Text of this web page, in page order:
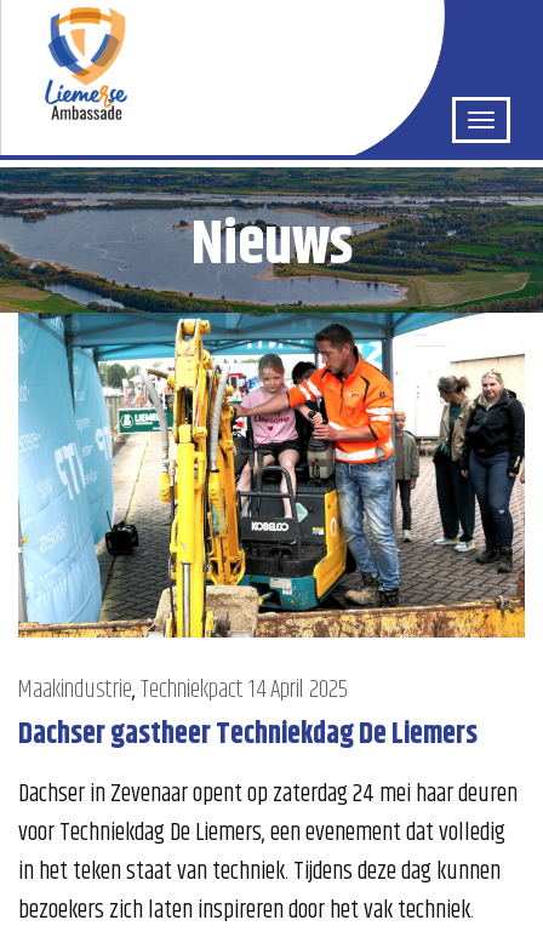
Nieuws
Maakindustrie,Techniekpact14 April 2025
Dachser gastheer Techniekdag De Liemers
Dachser in Zevenaar opent op zaterdag 24 mei haar deuren
voor Techniekdag De Liemers, een evenement dat volledig
in het teken staat van techniek. Tijdens deze dag kunnen
bezoekers zich laten inspireren door het vak techniek.